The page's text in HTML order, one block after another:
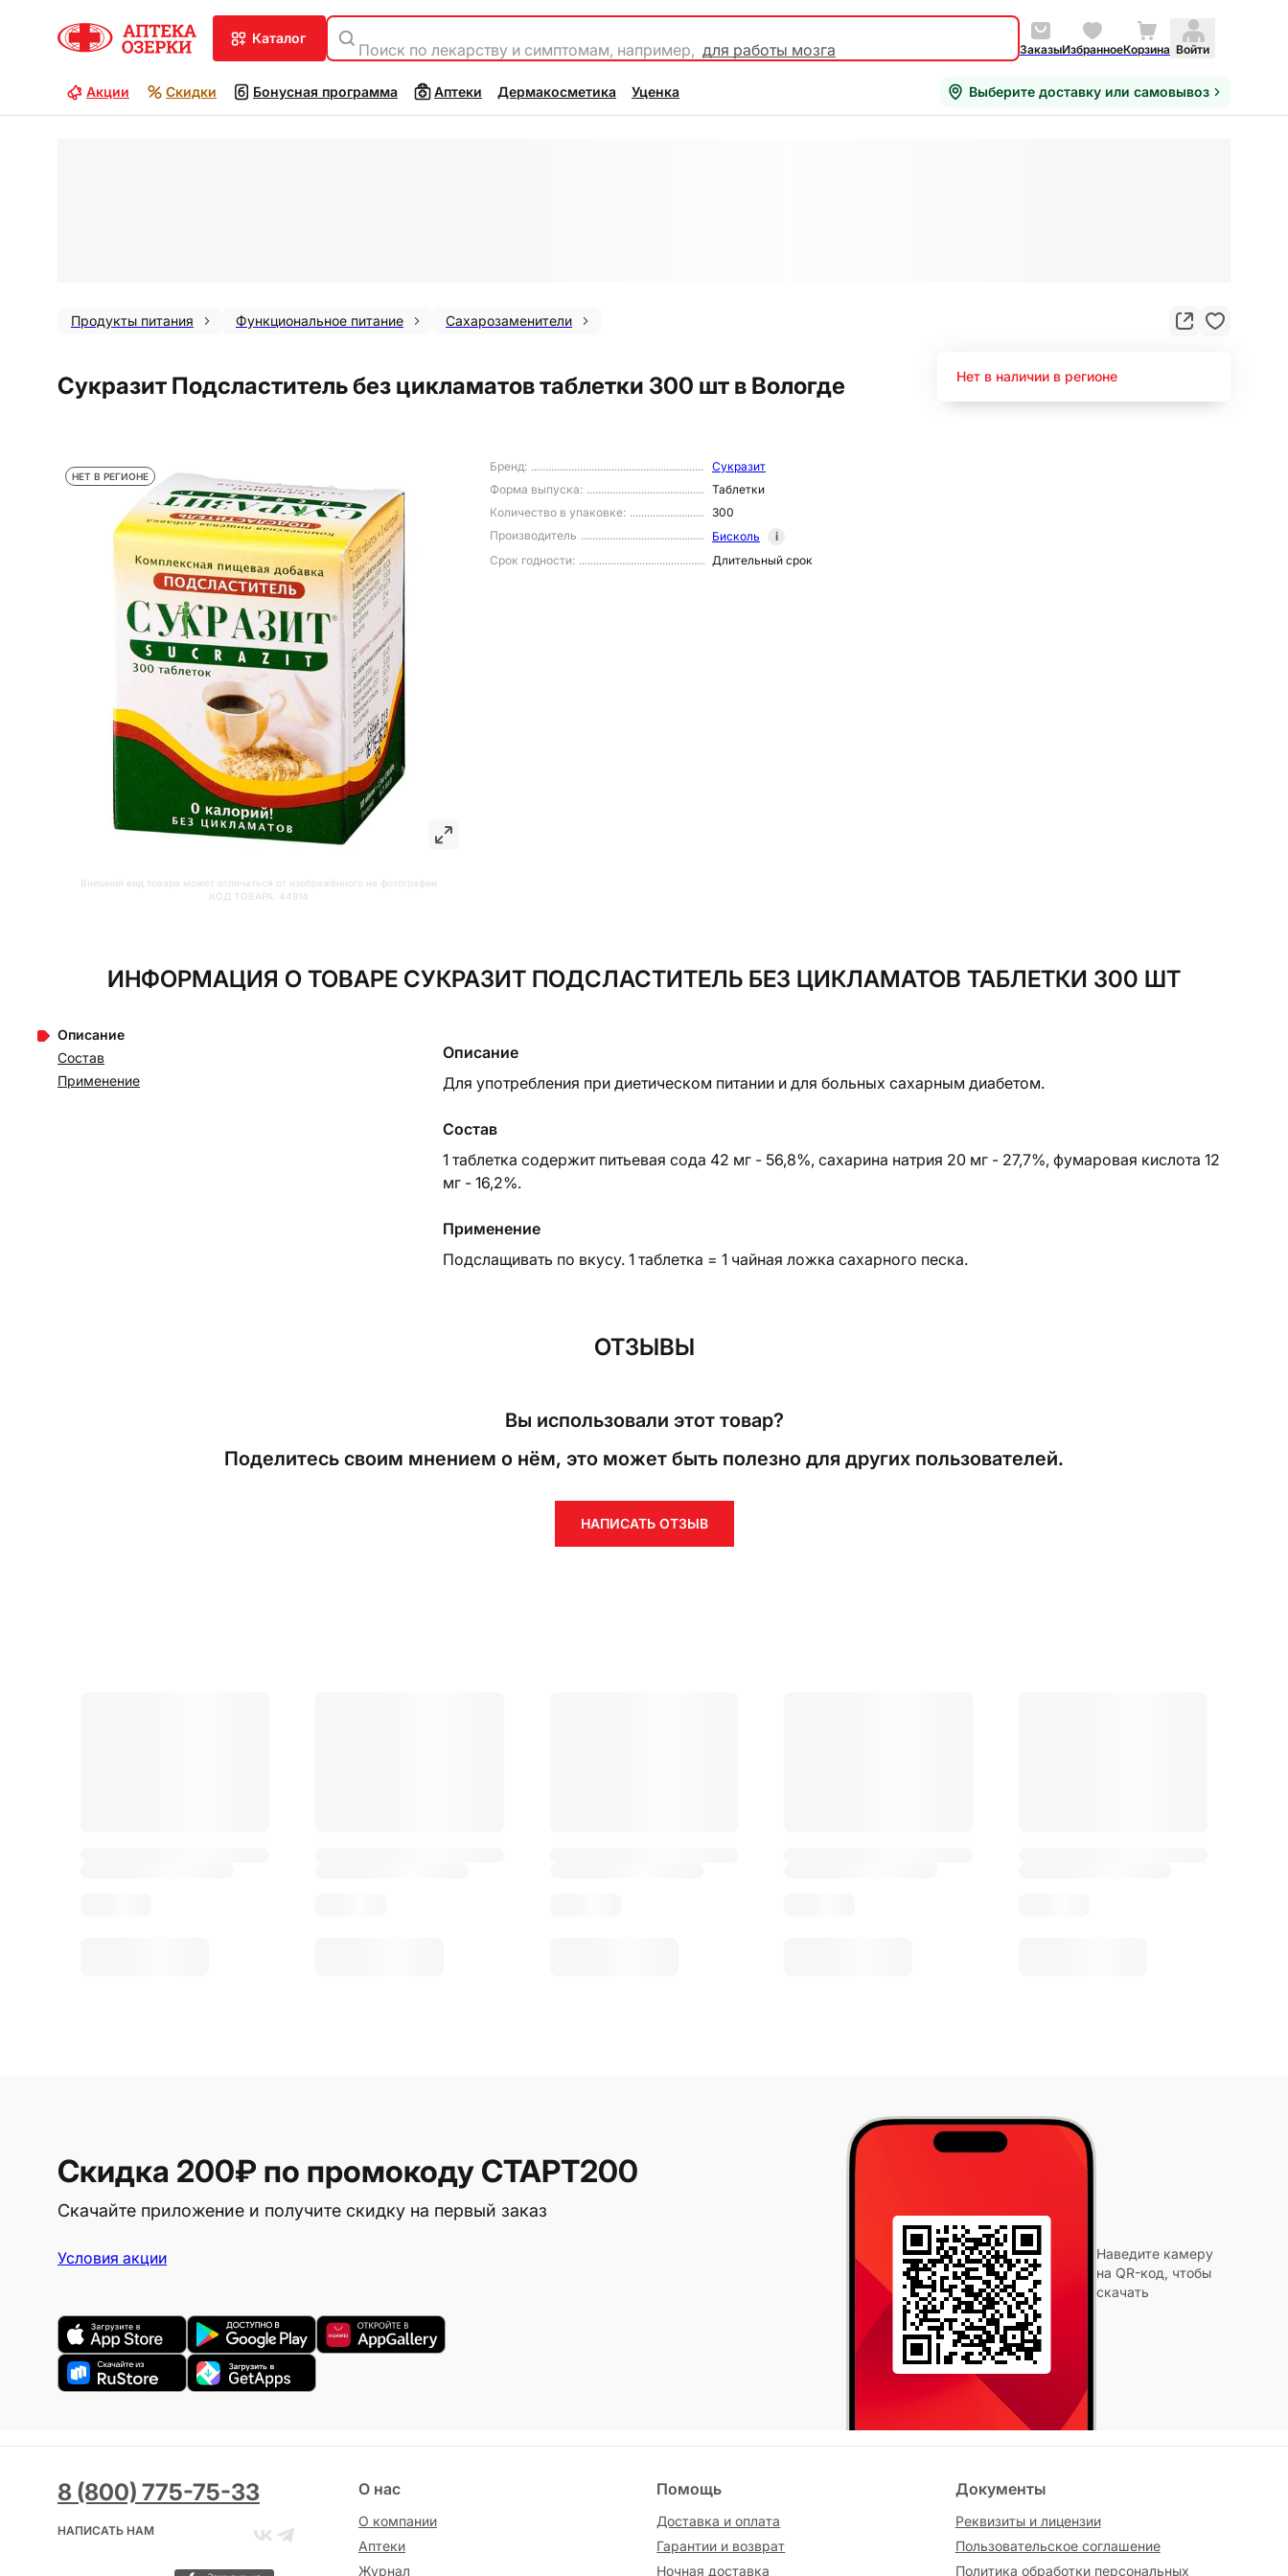
каталог
Поиск по лекарству и симптомам, например, для работы мозга ЗаказыИзбранноеКорзина Войти
Акции Скидки Бонусная программа Аптеки Дермакосметика Уценка Выберите доставку или самовывоз
Продукты питания Функциональное питание Сахарозаменители
Сукразит Подсластитель без цикламатов таблетки 300 шт в Вологде
НЕТ В РЕГИОНЕ
Внешний вид товара может отличаться от изображённого на фотографии
КОД ТОВАРА: 44914
Бренд:
Сукразит
Форма выпуска:
Таблетки
Количество в упаковке:
300
Производитель
Бисколь
i
Срок годности: Длительный срок
Нет в наличии в регионе
ИНФОРМАЦИЯ О ТОВАРЕ СУКРАЗИТ ПОДСЛАСТИТЕЛЬ БЕЗ ЦИКЛАМАТОВ ТАБЛЕТКИ 300 ШТ
Описание
Состав
Применение
Описание
Для употребления при диетическом питании и для больных сахарным диабетом.
Состав
1 таблетка содержит питьевая сода 42 мг - 56,8%, сахарина натрия 20 мг - 27,7%, фумаровая кислота 12
мг - 16,2%.
Применение
Подслащивать по вкусу. 1 таблетка = 1 чайная ложка сахарного песка.
ОТЗЫВЫ
Вы использовали этот товар?
Поделитесь своим мнением о нём, это может быть полезно для других пользователей.
НАПИСАТЬ ОТЗЫВ
Скидка 200₽ по промокоду СТАРТ200
Скачайте приложение и получите скидку на первый заказ
Условия акции
Наведите камеру
на QR-код, чтобы
скачать
8 (800) 775-75-33
НАПИСАТЬ НАМ
О нас
О компании
Аптеки
Журнал
Помощь
Доставка и оплата
Гарантии и возврат
Ночная доставка
Документы
Реквизиты и лицензии
Пользовательское соглашение
Политика обработки персональных